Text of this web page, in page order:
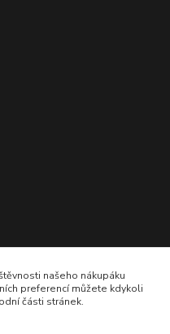
našeho nákupáku
preferencí můžete kdykoli
části stránek.